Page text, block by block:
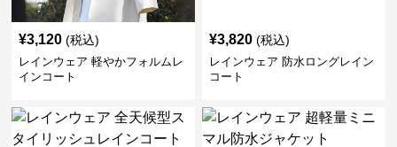
¥3,120 (税込)
レインウェア 軽やかフォルムレ
インコート
¥3,820 (税込)
レインウェア 防水ロングレイン
コート